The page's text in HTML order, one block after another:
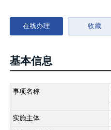
在线办理 收藏
基本信息
事项名称
实施主体